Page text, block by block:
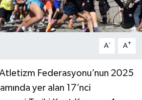
A- A+
Federasyonu’nun 2025
yer alan 17’nci